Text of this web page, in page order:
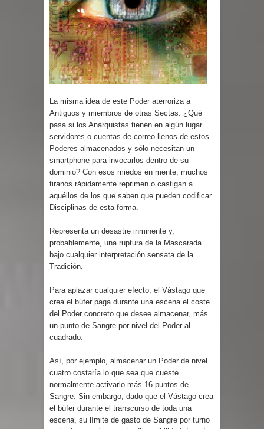
La misma idea de este Poder aterroriza a
Antiguos y miembros de otras Sectas. ¿Qué
pasa si los Anarquistas tienen en algún lugar
servidores o cuentas de correo llenos de estos
Poderes almacenados y sólo necesitan un
smartphone para invocarlos dentro de su
dominio? Con esos miedos en mente, muchos
tiranos rápidamente reprimen o castigan a
aquéllos de los que saben que pueden codificar
Disciplinas de esta forma.
Representa un desastre inminente y,
probablemente, una ruptura de la Mascarada
bajo cualquier interpretación sensata de la
Tradición.
Para aplazar cualquier efecto, el Vástago que
crea el búfer paga durante una escena el coste
del Poder concreto que desee almacenar, más
un punto de Sangre por nivel del Poder al
cuadrado.
Así, por ejemplo, almacenar un Poder de nivel
cuatro costaría lo que sea que cueste
normalmente activarlo más 16 puntos de
Sangre. Sin embargo, dado que el Vástago crea
el búfer durante el transcurso de toda una
escena, su límite de gasto de Sangre por turno